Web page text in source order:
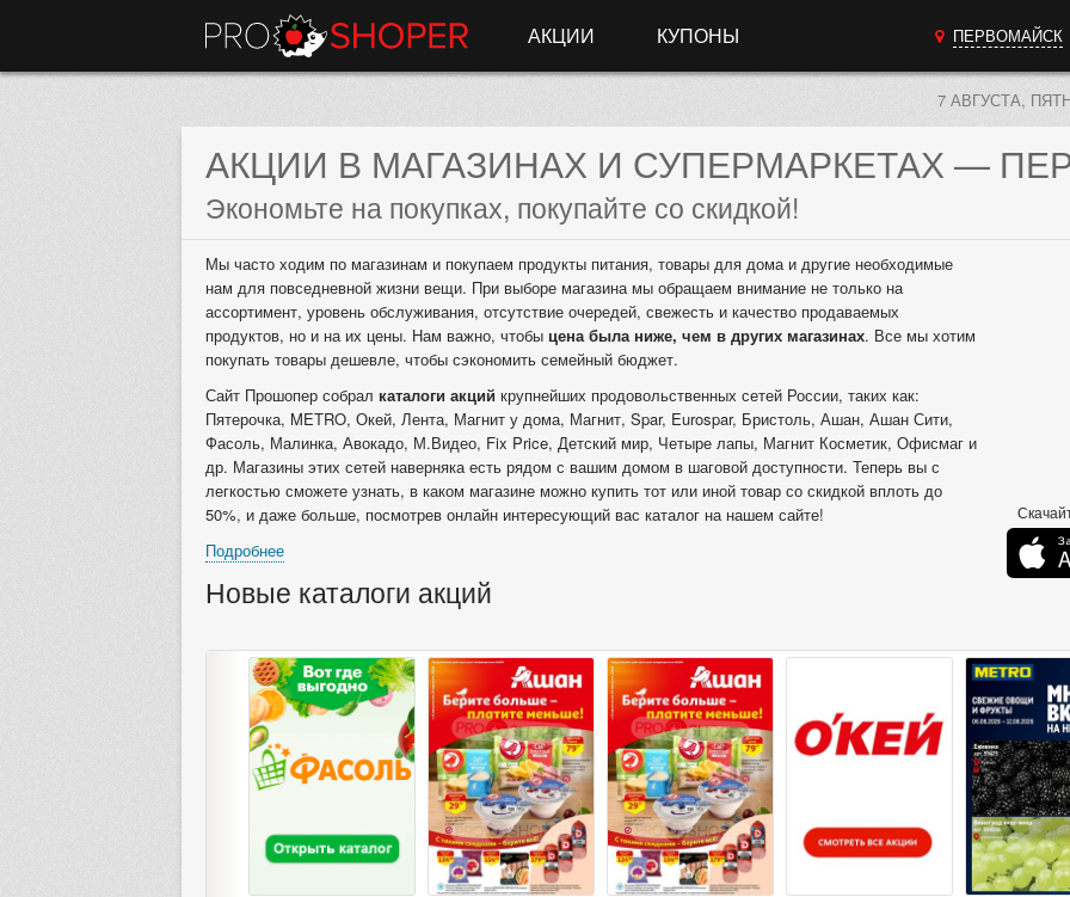
АКЦИИ КУПОНЫ ПЕРВОМАЙСК
7 АВГУСТА,
АКЦИИ В МАГАЗИНАХ И СУПЕРМАРКЕТАХ —
Экономьте на покупках, покупайте со скидкой!
Мы часто ходим по магазинам и покупаем продукты питания, товары для дома и другие необходимые
нам для повседневной жизни вещи. При выборе магазина мы обращаем внимание не только на
ассортимент, уровень обслуживания, отсутствие очередей, свежесть и качество продаваемых
продуктов, но и на их цены. Нам важно, чтобы цена была ниже, чем в других магазинах. Все мы хотим
покупать товары дешевле, чтобы сэкономить семейный бюджет.
Сайт Прошопер собрал каталоги акций крупнейших продовольственных сетей России, таких как:
Пятерочка, METRO, Окей, Лента, Магнит у дома, Магнит, Spar, Eurospar, Бристоль, Ашан, Ашан Сити,
Фасоль, Малинка, Авокадо, М.Видео, Fix Price, Детский мир, Четыре лапы, Магнит Косметик, Офисмаг и
др. Магазины этих сетей наверняка есть рядом с вашим домом в шаговой доступности. Теперь вы с
легкостью сможете узнать, в каком магазине можно купить тот или иной товар со скидкой вплоть до
50%, и даже больше, посмотрев онлайн интересующий вас каталог на нашем сайте!
Подробнее
Новые каталоги акций